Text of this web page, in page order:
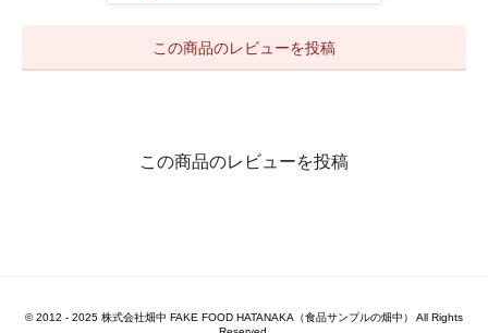
この商品のレビューを投稿
この商品のレビューを投稿
© 2012 - 2025 株式会社畑中 FAKE FOOD HATANAKA（食品サンプルの畑中） All Rights